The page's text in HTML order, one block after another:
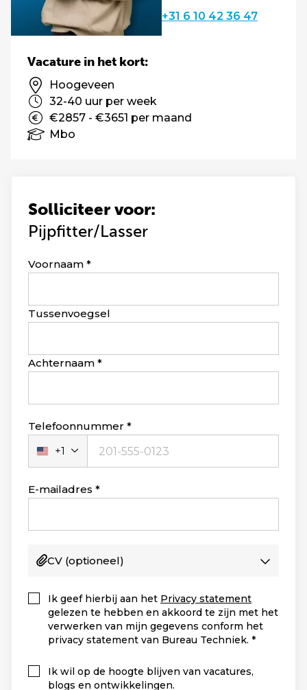
+31 6 10 42 36 47
Solliciteer voor:
Pijpfitter/Lasser
Leave
blank
Voornaam
Tussenvoegsel
Achternaam
Telefoonnummer
Verenigde
Staten
+1
+1
E-mailadres
CV (optioneel)
Ik geef hierbij aan het Privacy statement
gelezen te hebben en akkoord te zijn met het
verwerken van mijn gegevens conform het
privacy statement van Bureau Techniek.
Ik wil op de hoogte blijven van vacatures,
blogs en ontwikkelingen.
Vacature in het kort:
Hoogeveen
32-40 uur per week
€2857 - €3651 per maand
Mbo